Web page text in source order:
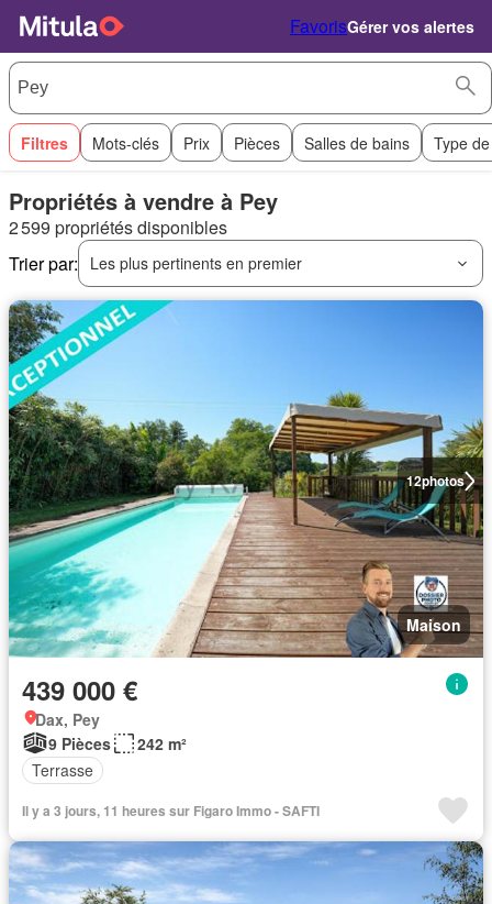
FavorisGérer vos alertes
Filtres Mots-clés Prix Pièces Salles de bains Type
Propriétés à vendre à Pey
2 599 propriétés disponibles
Trier par:
Les plus pertinents en premier
12photos
Maison
439 000 €
Dax, Pey
9 Pièces
242 m²
Terrasse
Il y a 3 jours, 11 heures sur Figaro Immo - SAFTI